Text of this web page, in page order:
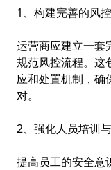
1、构建完善的风
运营商应建立一套
规范风控流程。这
应和处置机制，确
对。
2、强化人员培训
提高员工的安全意